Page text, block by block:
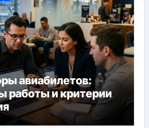
авиабилетов:
работы и критерии